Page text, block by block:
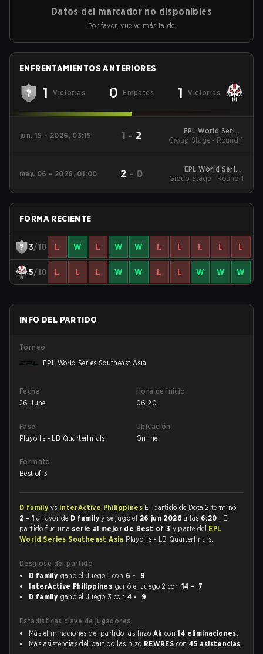
Datos del marcador no disponibles
Por favor, vuelve más tarde
ENFRENTAMIENTOS ANTERIORES
1 Victorias 0 Empates 1 Victorias
jun. 15 - 2026, 03:15 1 - 2
EPL World Series
Southeast Asia
Group Stage - Round 1
may. 06 - 2026, 01:00 2 - 0
EPL World Series
Southeast Asia
Group Stage - Round 1
FORMA RECIENTE
3/10 L W L W W L L L L L
5/10 L L L W W L L W W W
INFO DEL PARTIDO
Torneo
EPL World Series Southeast Asia
Fecha
26 June
Hora de inicio
06:20
Fase
Playoffs - LB Quarterfinals
Ubicación
Online
Formato
Best of 3
D family vs InterActive Philippines El partido de Dota 2 terminó
2 - 1 a favor de D familyy se jugó el 26 jun 2026a las 6:20 . El
partido fue una serie al mejor de Best of 3 y parte del EPL
World Series Southeast Asia Playoffs - LB Quarterfinals.
Desglose del partido
D family ganó el Juego 1 con 6 - 9
InterActive Philippines ganó el Juego 2 con 14 - 7
D family ganó el Juego 3 con 4 - 9
Estadísticas clave de jugadores
Más eliminaciones del partido las hizo Ak con14 eliminaciones.
Más asistencias del partido las hizo REWRES con45 asistencias.